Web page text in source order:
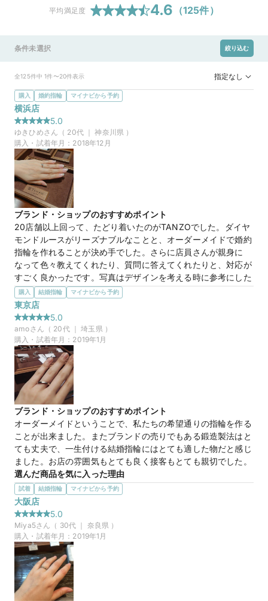
平均満足度 4.6 （125件）
条件未選択 絞り込む
全125件中 1件〜20件表示 指定なし
購入 婚約指輪 マイナビから予約
横浜店
5.0
ゆきひめさん（ 20代 ｜神奈川県 ）
購入・試着年月： 2018年12月
ブランド・ショップのおすすめポイント
20店舗以上回って、たどり着いたのがTANZOでした。ダイヤ
モンドルースがリーズナブルなことと、オーダーメイドで婚約
指輪を作れることが決め手でした。さらに店員さんが親身に
なって色々教えてくれたり、質問に答えてくれたりと、対応が
すごく良かったです。写真はデザインを考える時に参考にした
婚約指輪です。
選んだ商品を気に入った理由
オーダーメイドで作っても、ブランドの既製品と価格が変わら
なかったこと。ダイヤモンドを自分の目で見て選んで、購入す
ることができたこと。婚約指輪のデザインを自分の思い通りの
デザインで作れたこと。以上が気に入った理由です。
マイナビ限定 来店特典
この店舗のおすすめ特典情報
TANZOとマイナビウエディングから最大61,000円分の特典をプレ
ゼント！
購入 結婚指輪 マイナビから予約
東京店
5.0
amoさん（ 20代 ｜埼玉県 ）
購入・試着年月： 2019年1月
ブランド・ショップのおすすめポイント
オーダーメイドということで、私たちの希望通りの指輪を作る
ことが出来ました。またブランドの売りでもある鍛造製法はと
ても丈夫で、一生付ける結婚指輪にはとても適した物だと感じ
ました。お店の雰囲気もとても良く接客もとても親切でした。
選んだ商品を気に入った理由
店員さんがとても丁寧に私たちの希望をヒアリングしながらア
ドバイスして下さり、素材もデザインも一つづつ細かく決めて
いきました。長時間悩んで試行錯誤しながら納得のいく指輪を
作ることができたのでとても気に入っています。
マイナビ限定
この店舗のおすすめ特典情報
TANZOとマイナビウエディングから最大61,000円分の特典をプレ
ゼント！
試着 結婚指輪 マイナビから予約
大阪店
5.0
Miya5さん（ 30代 ｜ 奈良県 ）
購入・試着年月： 2019年1月